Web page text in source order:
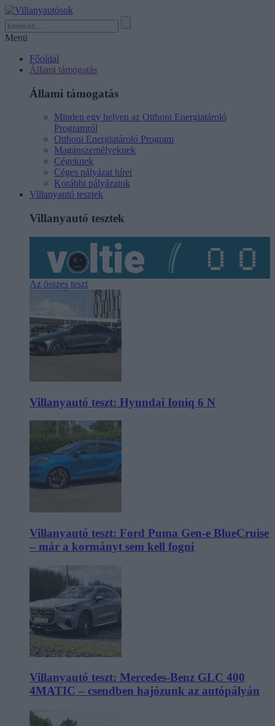
Menü
Főoldal
Állami támogatás
Állami támogatás
Minden egy helyen az Otthoni Energiatároló
Programról
Otthoni Energiatároló Program
Magánszemélyeknek
Cégeknek
Céges pályázat hírei
Korábbi pályázatok
Villanyautó tesztek
Villanyautó tesztek
Az összes teszt
Villanyautó teszt: Hyundai Ioniq 6 N
Villanyautó teszt: Ford Puma Gen-e BlueCruise
– már a kormányt sem kell fogni
Villanyautó teszt: Mercedes-Benz GLC 400
4MATIC – csendben hajózunk az autópályán